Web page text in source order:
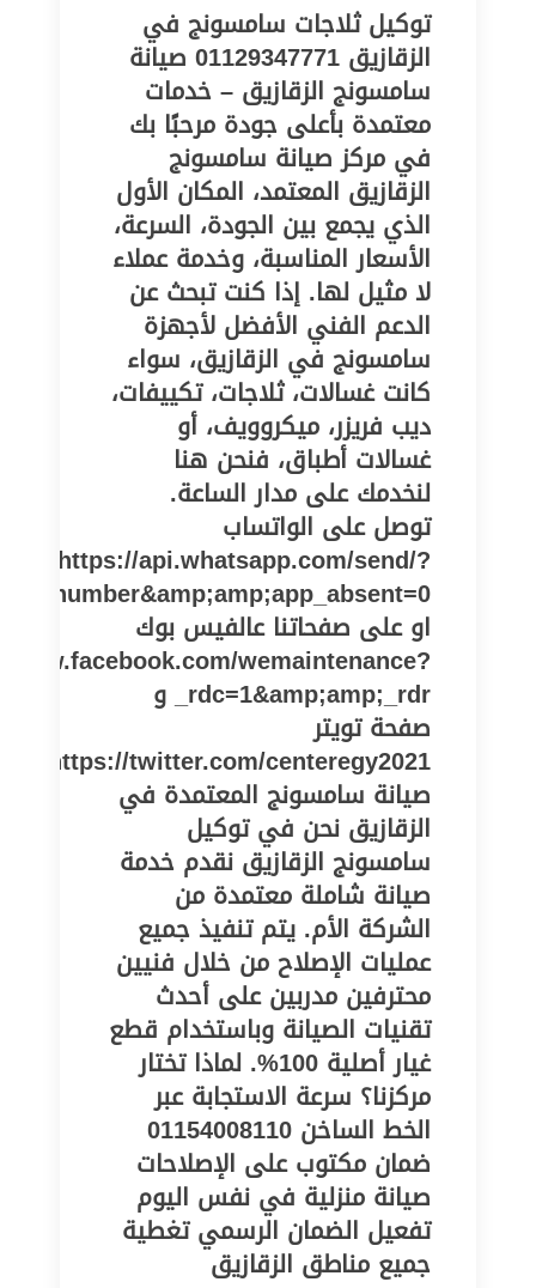
توكيل ثلاجات سامسونج في
الزقازيق 01129347771 صيانة
سامسونج الزقازيق – خدمات
معتمدة بأعلى جودة مرحبًا بك
في مركز صيانة سامسونج
الزقازيق المعتمد، المكان الأول
الذي يجمع بين الجودة، السرعة،
الأسعار المناسبة، وخدمة عملاء
لا مثيل لها. إذا كنت تبحث عن
الدعم الفني الأفضل لأجهزة
سامسونج في الزقازيق، سواء
كانت غسالات، ثلاجات، تكييفات،
ديب فريزر، ميكروويف، أو
غسالات أطباق، فنحن هنا
لنخدمك على مدار الساعة.
توصل على الواتساب
https://api.whatsapp.com/send/?
او على صفحاتنا عالفيس بوك
wemaintenance?
_rdc=1&amp;amp;_rdr و
صفحة تويتر
https://twitter.com/centeregy2021
صيانة سامسونج المعتمدة في
الزقازيق نحن في توكيل
سامسونج الزقازيق نقدم خدمة
صيانة شاملة معتمدة من
الشركة الأم. يتم تنفيذ جميع
عمليات الإصلاح من خلال فنيين
محترفين مدربين على أحدث
تقنيات الصيانة وباستخدام قطع
غيار أصلية 100%. لماذا تختار
مركزنا؟ سرعة الاستجابة عبر
الخط الساخن 01154008110
ضمان مكتوب على الإصلاحات
صيانة منزلية في نفس اليوم
تفعيل الضمان الرسمي تغطية
جميع مناطق الزقازيق